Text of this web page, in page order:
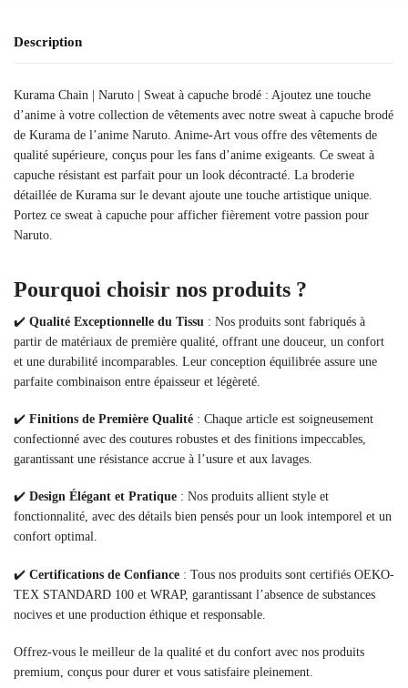
Description
Kurama Chain | Naruto | Sweat à capuche brodé : Ajoutez une touche
d’anime à votre collection de vêtements avec notre sweat à capuche brodé
de Kurama de l’anime Naruto. Anime-Art vous offre des vêtements de
qualité supérieure, conçus pour les fans d’anime exigeants. Ce sweat à
capuche résistant est parfait pour un look décontracté. La broderie
détaillée de Kurama sur le devant ajoute une touche artistique unique.
Portez ce sweat à capuche pour afficher fièrement votre passion pour
Naruto.
Pourquoi choisir nos produits ?
✔️ Qualité Exceptionnelle du Tissu : Nos produits sont fabriqués à
partir de matériaux de première qualité, offrant une douceur, un confort
et une durabilité incomparables. Leur conception équilibrée assure une
parfaite combinaison entre épaisseur et légèreté.
✔️ Finitions de Première Qualité : Chaque article est soigneusement
confectionné avec des coutures robustes et des finitions impeccables,
garantissant une résistance accrue à l’usure et aux lavages.
✔️ Design Élégant et Pratique : Nos produits allient style et
fonctionnalité, avec des détails bien pensés pour un look intemporel et un
confort optimal.
✔️ Certifications de Confiance : Tous nos produits sont certifiés OEKO-
TEX STANDARD 100 et WRAP, garantissant l’absence de substances
nocives et une production éthique et responsable.
Offrez-vous le meilleur de la qualité et du confort avec nos produits
premium, conçus pour durer et vous satisfaire pleinement.